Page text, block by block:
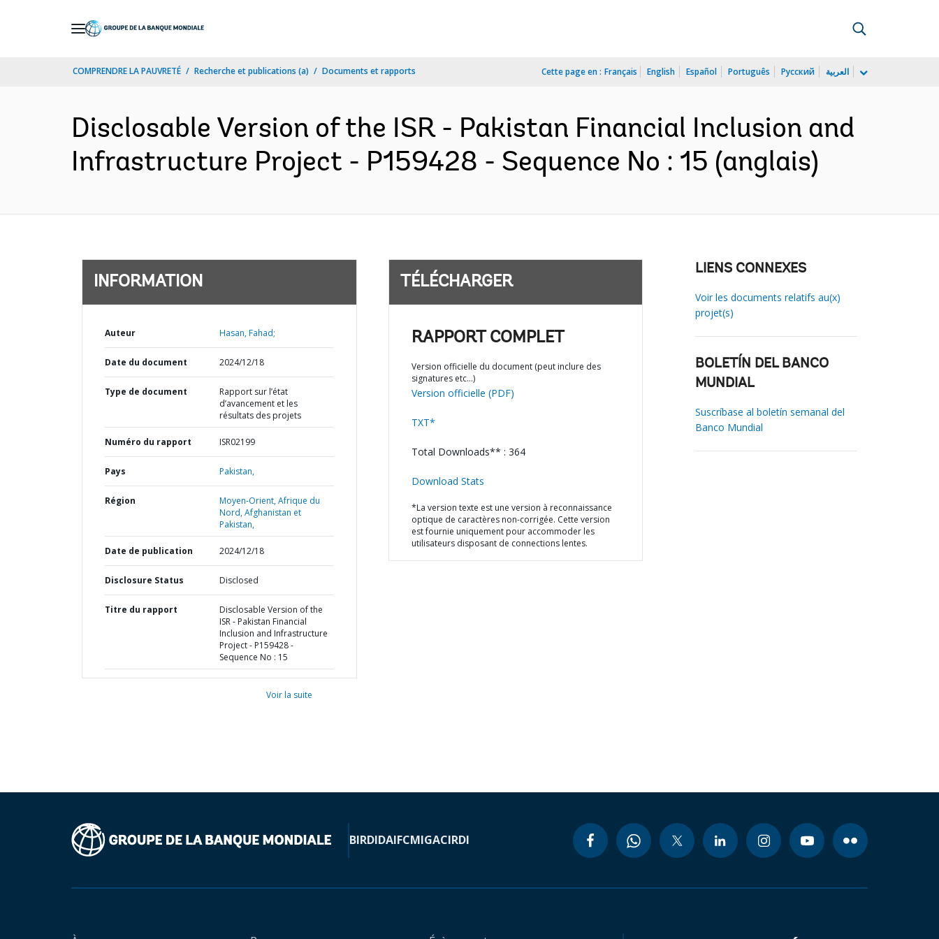
COMPRENDRE LA PAUVRETÉ Recherche et publications (a) Documents et rapports Cette page en : Français English Español Português Русский العربية
Disclosable Version of the ISR - Pakistan Financial Inclusion and
Infrastructure Project - P159428 - Sequence No : 15 (anglais)
INFORMATION
Auteur Hasan, Fahad;
Date du document 2024/12/18
Type de document
Rapport sur l’état
d’avancement et les
résultats des projets
Numéro du rapport ISR02199
Pays Pakistan,
Région
Moyen-Orient, Afrique du
Nord, Afghanistan et
Pakistan,
Date de publication 2024/12/18
Disclosure Status Disclosed
Titre du rapport
Disclosable Version of the
ISR - Pakistan Financial
Inclusion and Infrastructure
Project - P159428 -
Sequence No : 15
Voir la suite
TÉLÉCHARGER
RAPPORT COMPLET
Version officielle du document (peut inclure des
signatures etc…)
Version officielle (PDF)
TXT*
Total Downloads** : 364
Download Stats
*La version texte est une version à reconnaissance
optique de caractères non-corrigée. Cette version
est fournie uniquement pour accommoder les
utilisateurs disposant de connections lentes.
LIENS CONNEXES
Voir les documents relatifs au(x)
projet(s)
BOLETÍN DEL BANCO
MUNDIAL
Suscríbase al boletín semanal del
Banco Mundial
BIRDIDAIFCMIGACIRDI